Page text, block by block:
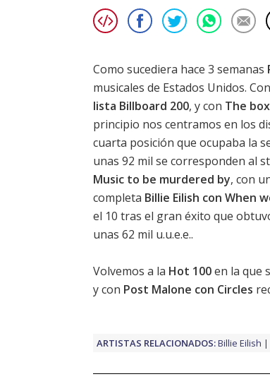
Como sucediera hace 3 semanas
musicales de Estados Unidos. Con
lista Billboard 200, y con The box
principio nos centramos en los
cuarta posición que ocupaba la
unas 92 mil se corresponden al
Music to be murdered by, con
completa Billie Eilish con When
el 10 tras el gran éxito que
unas 62 mil u.u.e.e..
Volvemos a la Hot 100en la que
y con Post Malone con Circles
ARTISTAS RELACIONADOS:Billie Eilish